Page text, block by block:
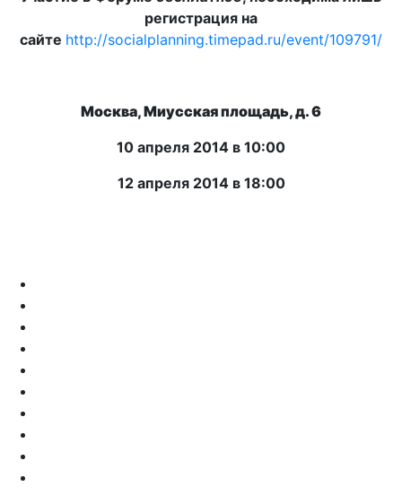
регистрация на
сайте http://socialplanning.timepad.ru/event/109791/
Москва, Миусская площадь, д. 6
10 апреля 2014 в 10:00
12 апреля 2014 в 18:00